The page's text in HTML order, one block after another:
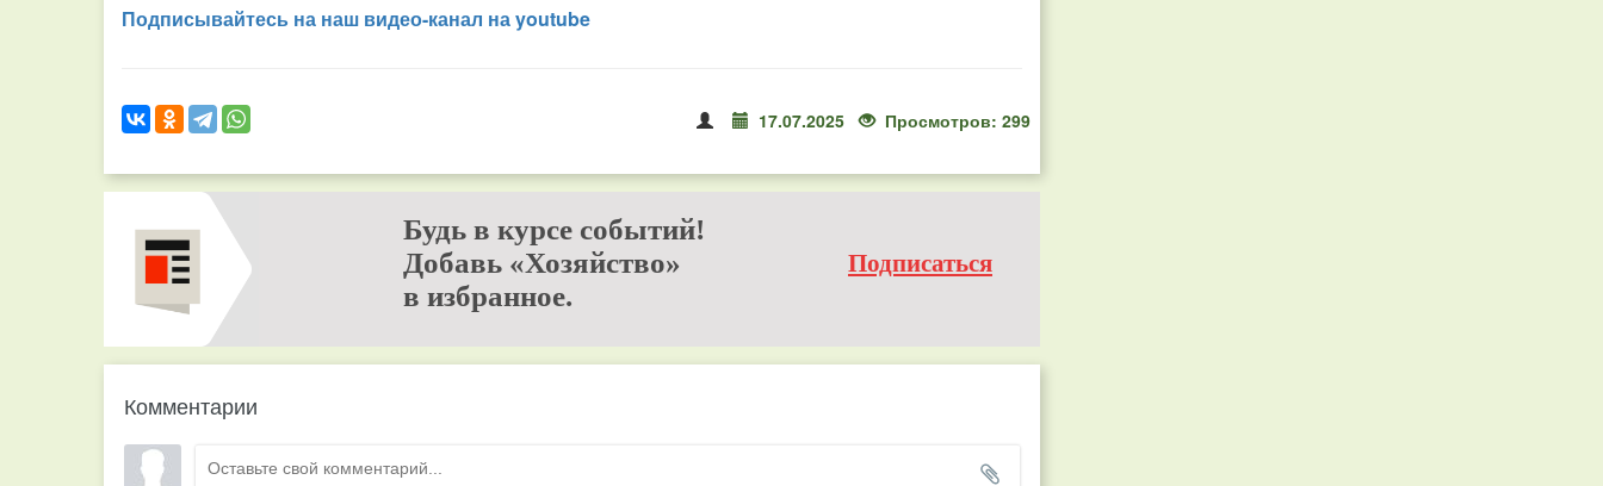
Подписывайтесь на наш видео-канал на youtube
17.07.2025 Просмотров: 299
Будь в курсе событий!
Добавь «Хозяйство»
в избранное.
Подписаться
Комментарии